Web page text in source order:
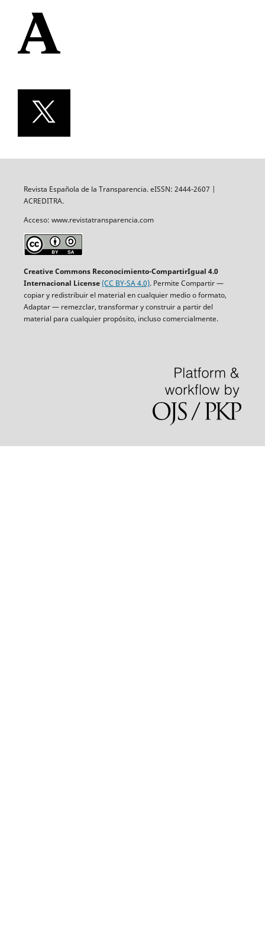
Revista Española de la Transparencia. eISSN: 2444-2607 |
ACREDITRA.
Acceso: www.revistatransparencia.com
Creative Commons Reconocimiento-CompartirIgual 4.0
Internacional License(CC BY-SA 4.0). Permite Compartir —
copiar y redistribuir el material en cualquier medio o formato,
Adaptar — remezclar, transformar y construir a partir del
material para cualquier propósito, incluso comercialmente.